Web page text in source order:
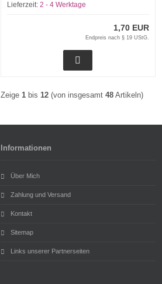
Lieferzeit: 2 - 4 Werktage
1,70 EUR
Endpreis nach § 19 UStG.
Zeige 1 bis 12 (von insgesamt 48 Artikeln)
Informationen
Über Mich
Zahlung und Versand
Kontakt
Sitemap
Links unserer Partnerseiten